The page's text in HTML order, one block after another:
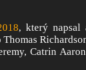
, který napsal
Catrin